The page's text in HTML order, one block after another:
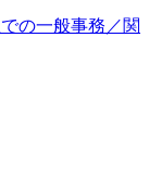
の一般事務／関